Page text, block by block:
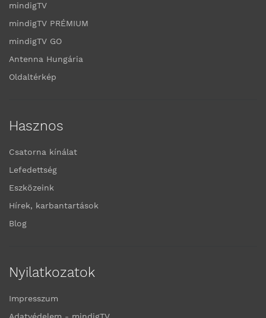
mindigTV
mindigTV PRÉMIUM
mindigTV GO
Antenna Hungária
Oldaltérkép
Hasznos
Csatorna kínálat
Lefedettség
Eszközeink
Hírek, karbantartások
Blog
Nyilatkozatok
Impresszum